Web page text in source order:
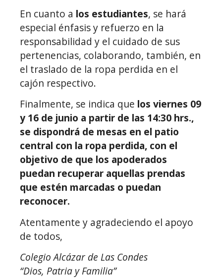
En cuanto a los estudiantes, se hará
especial énfasis y refuerzo en la
responsabilidad y el cuidado de sus
pertenencias, colaborando, también, en
el traslado de la ropa perdida en el
cajón respectivo.
Finalmente, se indica que los viernes 09
y 16 de junio a partir de las 14:30 hrs.,
se dispondrá de mesas en el patio
central con la ropa perdida, con el
objetivo de que los apoderados
puedan recuperar aquellas prendas
que estén marcadas o puedan
reconocer.
Atentamente y agradeciendo el apoyo
de todos,
Colegio Alcázar de Las Condes
“Dios, Patria y Familia”